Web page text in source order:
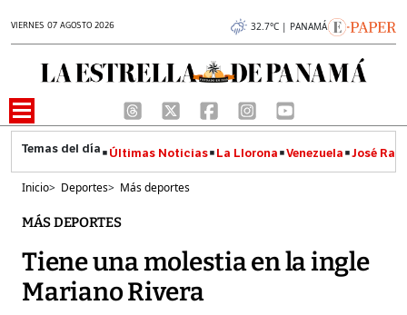
VIERNES 07 AGOSTO 2026 32.7°C | PANAMÁ
Últimas Noticias La Llorona Venezuela José
Inicio> Deportes> Más deportes
MÁS DEPORTES
Tiene una molestia en la ingle
Mariano Rivera